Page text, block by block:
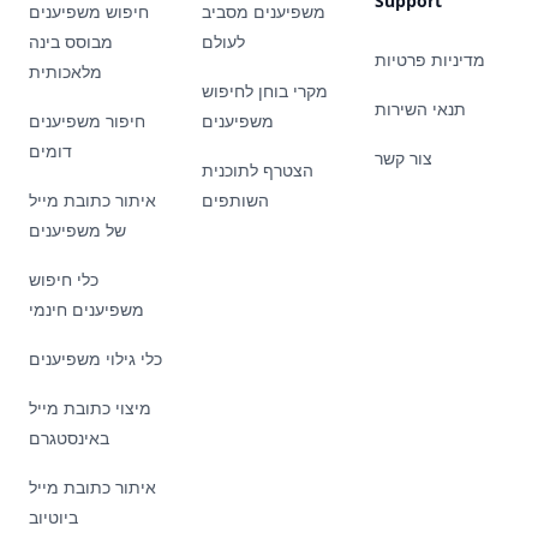
חיפוש משפיענים
מבוסס בינה
מלאכותית
חיפור משפיענים
דומים
איתור כתובת מייל
של משפיענים
כלי חיפוש
משפיענים חינמי
כלי גילוי משפיענים
מיצוי כתובת מייל
באינסטגרם
איתור כתובת מייל
ביוטיוב
משפיענים מסביב
לעולם
מקרי בוחן לחיפוש
משפיענים
הצטרף לתוכנית
השותפים
מדיניות פרטיות
תנאי השירות
צור קשר